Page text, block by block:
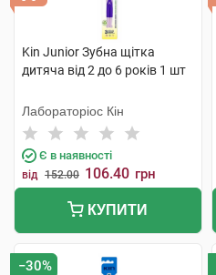
Kin Junior Зубна щітка
дитяча від 2 до 6 років 1 шт
Лабораторіос Кін
Є в наявності
від 152.00 106.40 грн
КУПИТИ
−30%